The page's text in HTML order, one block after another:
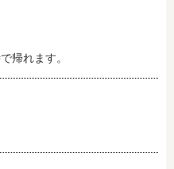
帰れます。